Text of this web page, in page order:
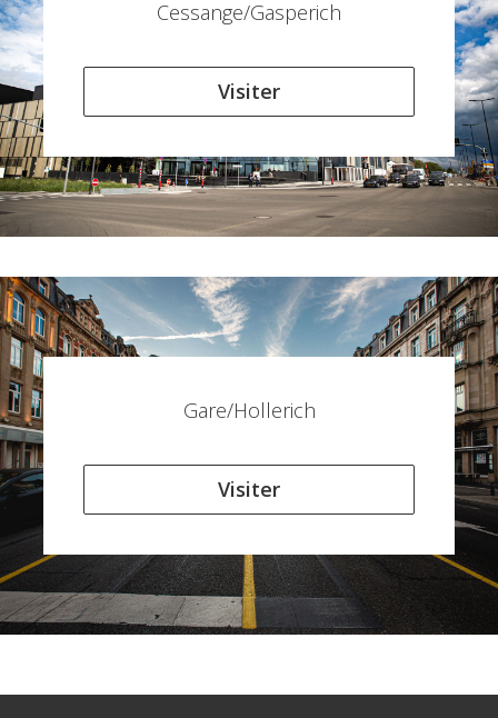
Cessange/Gasperich
Visiter
Gare/Hollerich
Visiter